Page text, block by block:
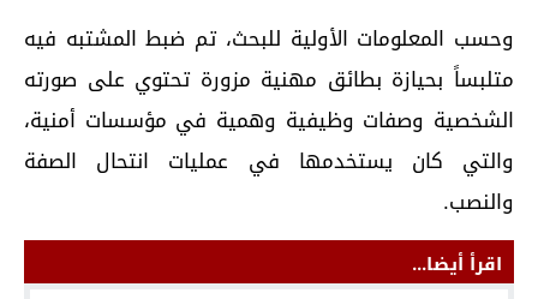
وحسب المعلومات الأولية للبحث، تم ضبط المشتبه فيه
متلبساً بحيازة بطائق مهنية مزورة تحتوي على صورته
الشخصية وصفات وظيفية وهمية في مؤسسات أمنية،
والتي كان يستخدمها في عمليات انتحال الصفة
والنصب.
اقرأ أيضا...